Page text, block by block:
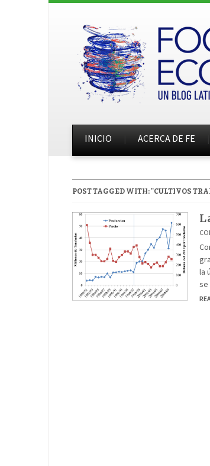
INICIO ACERCA DE FE
POST TAGGED WITH: "CULTIVOS
la
se